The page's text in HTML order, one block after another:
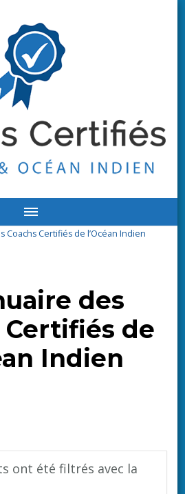
Coachs Certifiés de l’Océan Indien
des
Certifiés de
Indien
ont été filtrés avec la